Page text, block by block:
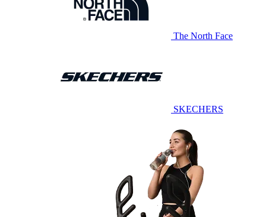
The North Face
SKECHERS